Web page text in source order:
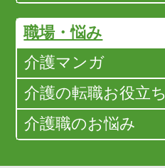
職場・悩み
介護マンガ
介護の転職お役立ち
介護職のお悩み